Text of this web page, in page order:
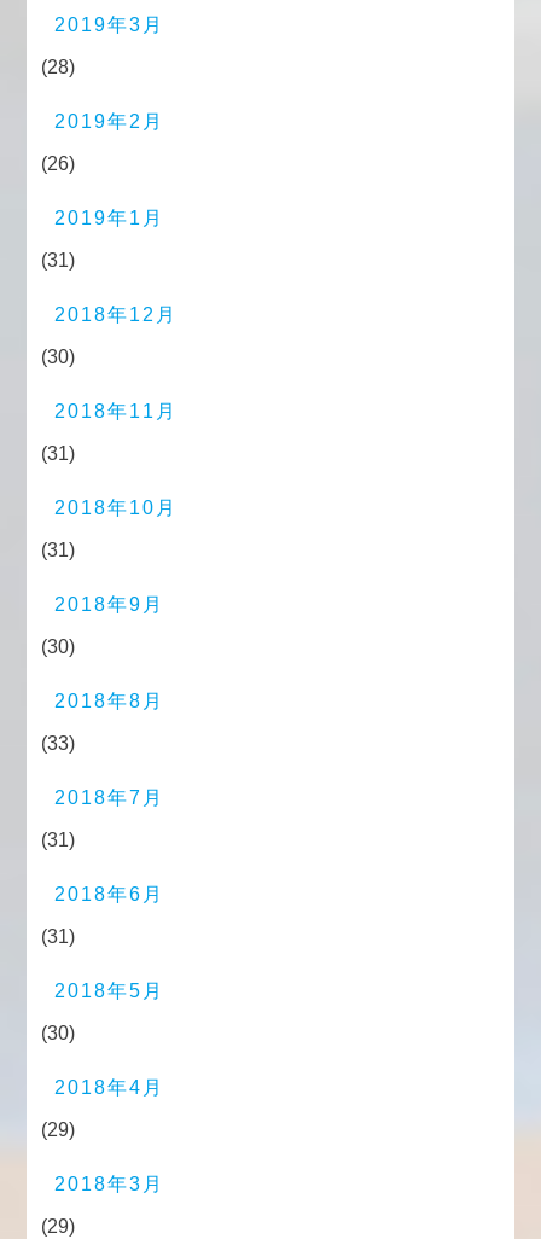
2019年3月
(28)
2019年2月
(26)
2019年1月
(31)
2018年12月
(30)
2018年11月
(31)
2018年10月
(31)
2018年9月
(30)
2018年8月
(33)
2018年7月
(31)
2018年6月
(31)
2018年5月
(30)
2018年4月
(29)
2018年3月
(29)